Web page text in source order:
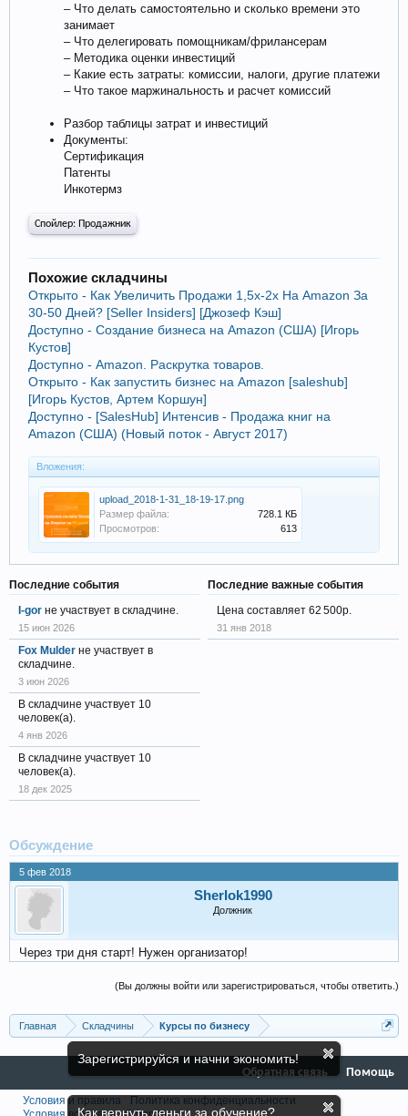
Зарегистрируйся и начни экономить!
Как вернуть деньги за обучение?
– Что делать самостоятельно и сколько времени это
занимает
– Что делегировать помощникам/фрилансерам
– Методика оценки инвестиций
– Какие есть затраты: комиссии, налоги, другие платежи
– Что такое маржинальность и расчет комиссий
Разбор таблицы затрат и инвестиций
Документы:
Сертификация
Патенты
Инкотермз
Спойлер: Продажник
Похожие складчины
Открыто - Как Увеличить Продажи 1,5x-2x На Amazon За
30-50 Дней? [Seller Insiders] [Джозеф Кэш]
Доступно - Создание бизнеса на Amazon (США) [Игорь
Кустов]
Доступно - Amazon. Раскрутка товаров.
Открыто - Как запустить бизнес на Amazon [saleshub]
[Игорь Кустов, Артем Коршун]
Доступно - [SalesHub] Интенсив - Продажа книг на
Amazon (США) (Новый поток - Август 2017)
Вложения:
upload_2018-1-31_18-19-17.png
Размер файла:
728.1 КБ
Просмотров:
613
Последние события
I-gor не участвует в складчине.
15 июн 2026
Fox Mulder не участвует в
складчине.
3 июн 2026
В складчине участвует 10
человек(а).
4 янв 2026
В складчине участвует 10
человек(а).
18 дек 2025
Последние важные события
Цена составляет 62 500р.
31 янв 2018
Обсуждение
5 фев 2018
Sherlok1990
Должник
Через три дня старт! Нужен организатор!
(Вы должны войти или зарегистрироваться, чтобы ответить.)
Главная Складчины Курсы по бизнесу
Обратная связь Помощь
Условия и правила
Политика конфиденциальности